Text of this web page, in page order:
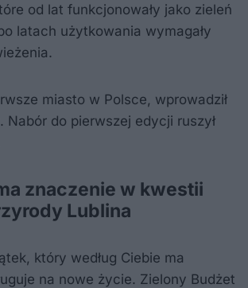
od lat funkcjonowały jako zieleń
latach użytkowania wymagały
miasto w Polsce, wprowadził
Nabór do pierwszej edycji ruszył
znaczenie w kwestii
Lublina
który według Ciebie ma
na nowe życie. Zielony Budżet